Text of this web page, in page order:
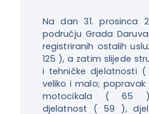
Na dan 31. prosinca
području Grada
registriranih ostalih
125 ), a zatim slijede
i tehničke djelatnosti (
veliko i malo;
motocikala ( 65 ),
djelatnost ( 59 ),